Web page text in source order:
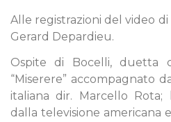
Alle registrazioni del video di
Gerard Depardieu.
Ospite di Bocelli, duetta
“Miserere” accompagnato
italiana dir. Marcello
dalla televisione americana